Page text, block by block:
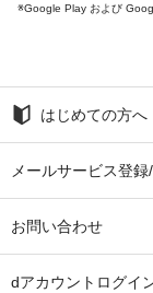
Google Play および
はじめての方へ
メールサービス登録
お問い合わせ
dアカウントログイ